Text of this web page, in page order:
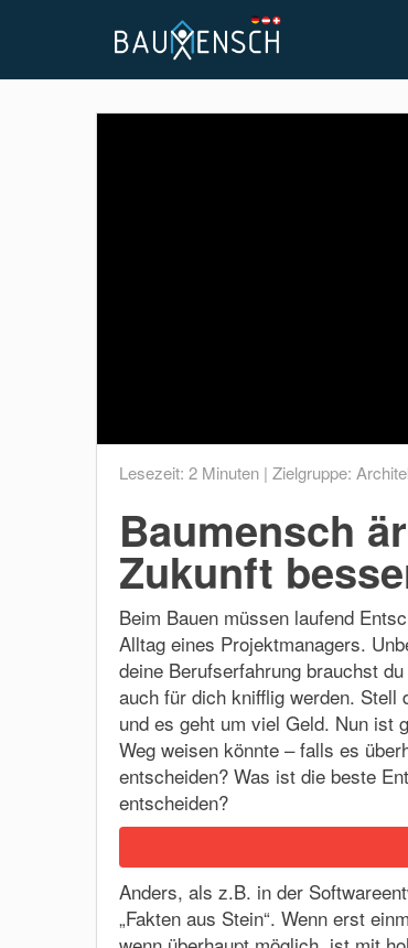
Lesezeit: 2 Minuten | Zielgruppe:
Baumensch
Zukunft
Beim Bauen müssen laufend
Alltag eines Projektmanagers.
deine Berufserfahrung brauchst
auch für dich knifflig werden.
und es geht um viel Geld. Nun ist
Weg weisen könnte – falls es
entscheiden? Was ist die beste
entscheiden?
Anders, als z.B. in der
„Fakten aus Stein“. Wenn erst